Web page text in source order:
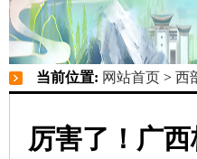
当前位置: 网站首页 > 西
厉害了！广